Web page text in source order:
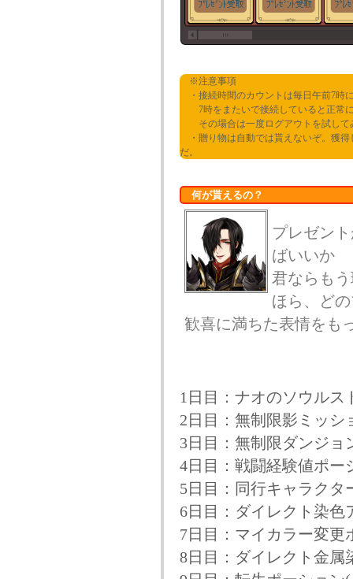
※注意事項
・接続時間のカウントは毎日午前7時
7時をまたいで接続していると正常
その場合は一度ログアウトを試して
・贈り物は自動では貰えないぞ。獲
だ。
何が貰えるの？
プレゼン
ばいいか
君ならも
ほら、ど
歓喜に満ちた表情をも
1日目：ナオのソウル
2日目：無制限影ミッシ
3日目：無制限ダンジョ
4日目：戦闘経験値ポー
5日目：同行キャラクタ
6日目：ダイレクト染色
7日目：マイカラー変更
8日目：ダイレクト金属